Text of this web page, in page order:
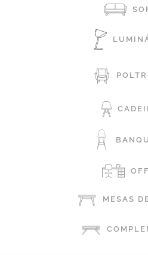
MESAS